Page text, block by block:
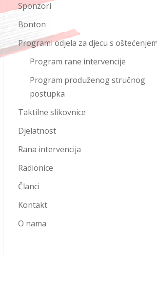
Sponzori
Bonton
Programi odjela za djecu s
Program rane intervencije
Program produženog stručnog
postupka
Taktilne slikovnice
Djelatnost
Rana intervencija
Radionice
Članci
Kontakt
O nama